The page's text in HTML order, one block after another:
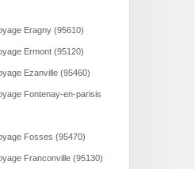
Eragny (95610)
Ermont (95120)
Ezanville (95460)
Fontenay-en-parisis
Fosses (95470)
Franconville (95130)